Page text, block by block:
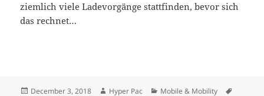
ziemlich viele Ladevorgänge stattfinden, bevor sich
das rechnet…
Posted
December 3, 2018 Author
Hyper Pac Categories
Mobile & Mobility